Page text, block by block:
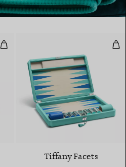
Coffret Poker en cuir Tiffany
Tiffany Facets